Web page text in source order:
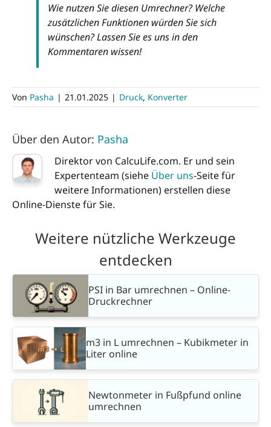
Wie nutzen Sie diesen Umrechner? Welche
zusätzlichen Funktionen würden Sie sich
wünschen? Lassen Sie es uns in den
Kommentaren wissen!
Von Pasha | 21.01.2025 | Druck, Konverter
Über den Autor: Pasha
Direktor von CalcuLife.com. Er und sein
Expertenteam (siehe Über uns-Seite für
weitere Informationen) erstellen diese
Online-Dienste für Sie.
Weitere nützliche Werkzeuge
entdecken
PSI in Bar umrechnen – Online-
Druckrechner
m3 in L umrechnen – Kubikmeter in
Liter online
Newtonmeter in Fußpfund online
umrechnen